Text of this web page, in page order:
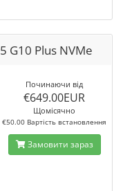
G10 Plus NVMe
Починаючи від
€649.00EUR
Щомісячно
€50.00 Вартість встановлення
Замовити зараз